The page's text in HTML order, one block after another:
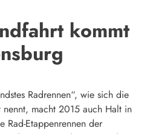
kommt
Radrennen“, wie sich die
nennt, macht 2015 auch Halt in
Rad-Etappenrennen der